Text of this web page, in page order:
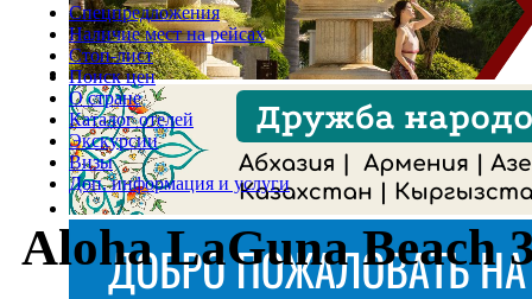
Спецпредложения
Наличие мест на рейсах
Стоп-лист
Поиск цен
О стране
Каталог отелей
Экскурсии
Визы
Доп. информация и услуги
Aloha LaGuna Beach